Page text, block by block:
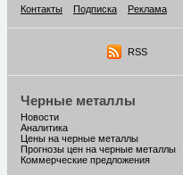
Контакты
Подписка Реклама
RSS
Черные металлы
Новости
Аналитика
Цены на черные металлы
Прогнозы цен на черные металлы
Коммерческие предложения